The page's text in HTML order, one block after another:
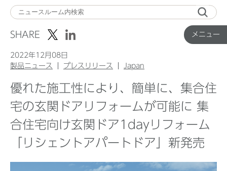
メニュー
ニ
ュ
Top
企業ニュース
SHARE
2022年12月08日
製品ニュース
プレスリリース Japan
優れた施工性により、簡単に、集合住
宅の玄関ドアリフォームが可能に 集
合住宅向け玄関ドア1dayリフォーム
「リシェントアパートドア」新発売